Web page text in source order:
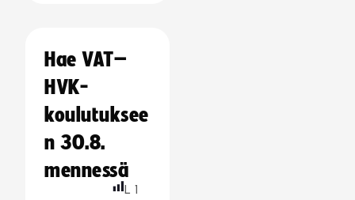
Hae VAT–
HVK-
koulutuksee
n 30.8.
mennessä
L 1